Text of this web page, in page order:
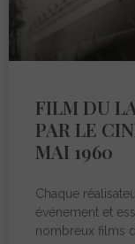
FILM DU
PAR LE
MAI 1960
Chaque
événement et
nombreux films